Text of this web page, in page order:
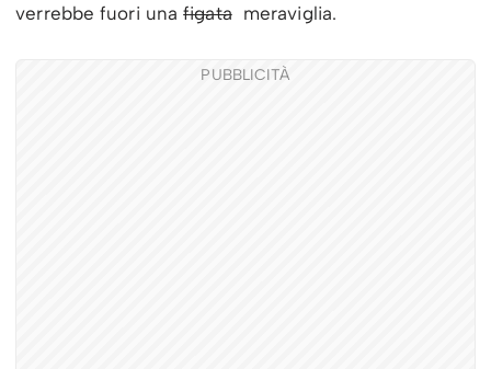
verrebbe fuori unafigatameraviglia.
PUBBLICITÀ